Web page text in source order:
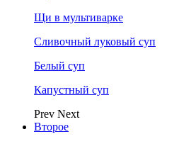
Щи в мультиварке
Сливочный луковый суп
Белый суп
Капустный суп
Prev Next
Второе